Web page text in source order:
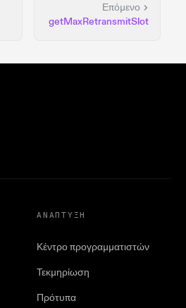
Επόμενο
getMaxRetransmitSlot
ΑΝΆΠΤΥΞΗ
Κέντρο προγραμματιστών
Τεκμηρίωση
Πρότυπα